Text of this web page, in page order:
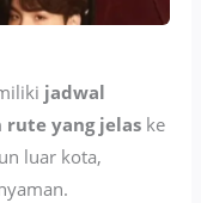
jadwal
yang jelas ke
luar kota,